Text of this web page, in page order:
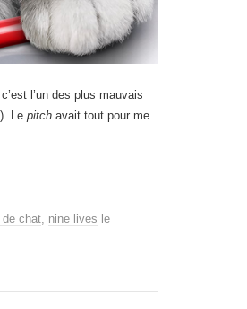
l’un des plus mauvais
Le pitch avait tout pour me
de chat nine lives le